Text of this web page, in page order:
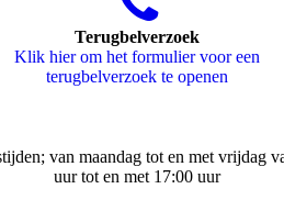
Terugbelverzoek
Klik hier om het formulier voor een
terugbelverzoek te openen
van maandag tot en met vrijdag
uur tot en met 17:00 uur